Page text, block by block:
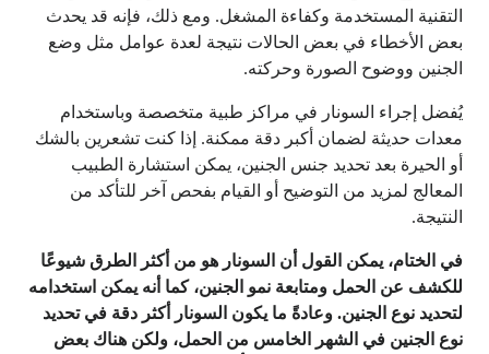
التقنية المستخدمة وكفاءة المشغل. ومع ذلك، فإنه قد يحدث
بعض الأخطاء في بعض الحالات نتيجة لعدة عوامل مثل وضع
الجنين ووضوح الصورة وحركته.
يُفضل إجراء السونار في مراكز طبية متخصصة وباستخدام
معدات حديثة لضمان أكبر دقة ممكنة. إذا كنت تشعرين بالشك
أو الحيرة بعد تحديد جنس الجنين، يمكن استشارة الطبيب
المعالج لمزيد من التوضيح أو القيام بفحص آخر للتأكد من
النتيجة.
في الختام، يمكن القول أن السونار هو من أكثر الطرق شيوعًا
للكشف عن الحمل ومتابعة نمو الجنين، كما أنه يمكن استخدامه
لتحديد نوع الجنين. وعادةً ما يكون السونار أكثر دقة في تحديد
نوع الجنين في الشهر الخامس من الحمل، ولكن هناك بعض